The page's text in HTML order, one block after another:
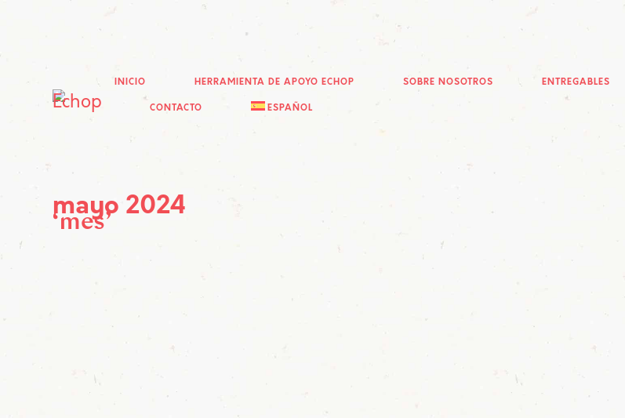
INICIO HERRAMIENTA DE APOYO ECHOP SOBRE NOSOTROS ENTREGABLES
CONTACTO ESPAÑOL
mayo 2024
mes